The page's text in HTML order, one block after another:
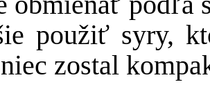
použiť syry,
zostal